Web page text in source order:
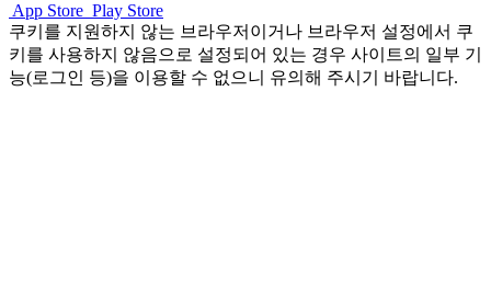
App Store Play Store
쿠키를 지원하지 않는 브라우저이거나 브라우저 설정에서 쿠
키를 사용하지 않음으로 설정되어 있는 경우 사이트의 일부 기
능(로그인 등)을 이용할 수 없으니 유의해 주시기 바랍니다.